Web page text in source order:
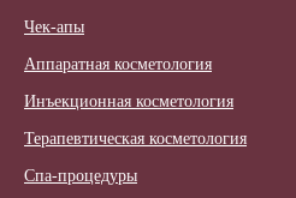
Чек-апы
Аппаратная косметология
Инъекционная косметология
Терапевтическая косметология
Спа-процедуры